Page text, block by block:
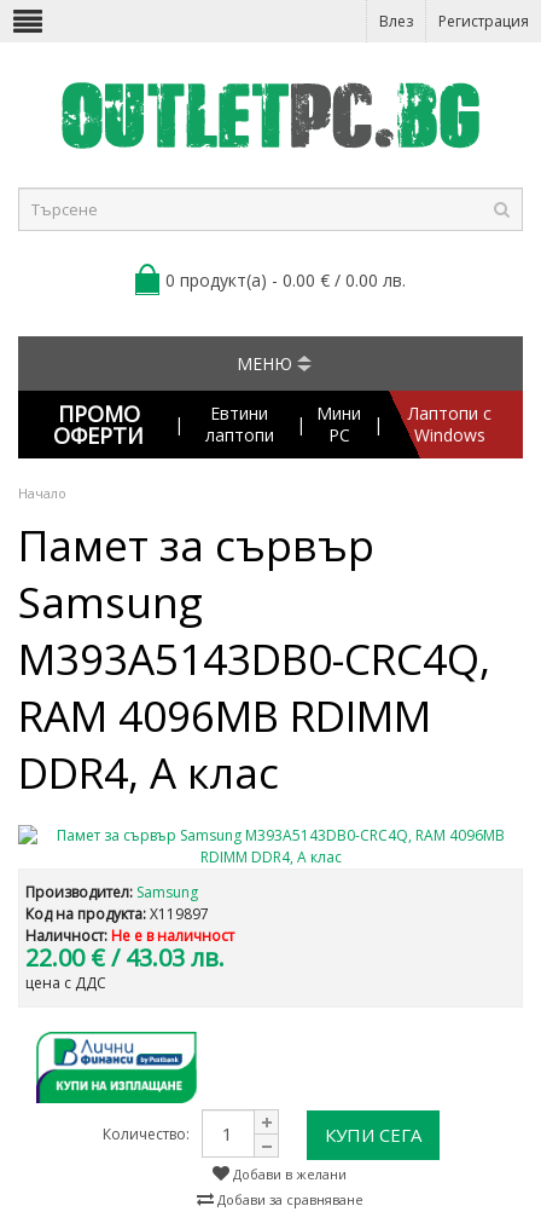
Влез Регистрация
0 продукт(а) - 0.00 € / 0.00 лв.
МЕНЮ
ПРОМО
ОФЕРТИ |
Евтини
лаптопи
|
Мини
PC
|
Лаптопи с
Windows
Начало
Памет за сървър
Samsung
M393A5143DB0-CRC4Q,
RAM 4096MB RDIMM
DDR4, A клас
Производител: Samsung
Код на продукта:X119897
Наличност: Не е в наличност
22.00 €/ 43.03 лв.
цена с ДДС
Количество: КУПИ СЕГА
Добави в желани
Добави за сравняване